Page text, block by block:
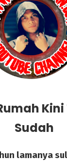
Sudah
lamanya